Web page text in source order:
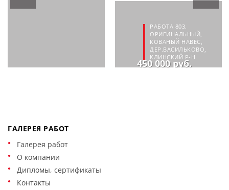
РАБОТА 803.
ОРИГИНАЛЬНЫЙ,
КОВАНЫЙ НАВЕС,
ДЕР.ВАСИЛЬКОВО,
КЛИНСКИЙ Р-Н
450 000 руб.
ГАЛЕРЕЯ РАБОТ
Галерея работ
О компании
Дипломы, сертификаты
Контакты